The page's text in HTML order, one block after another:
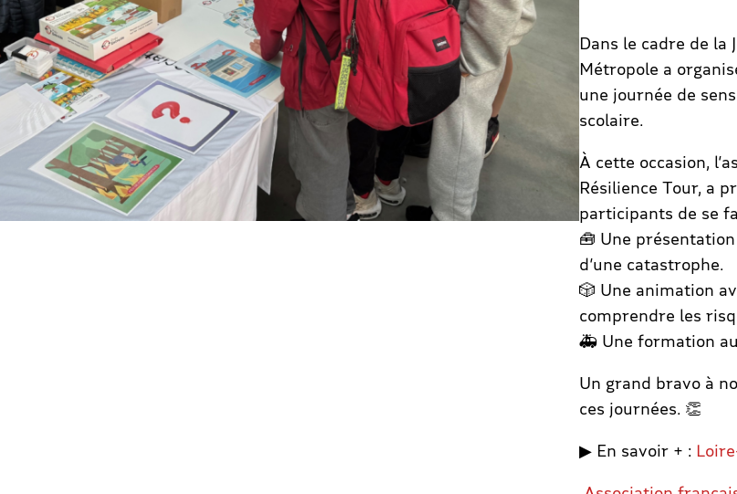
Dans le cadre de la
Métropole a
une journée de
scolaire.
À cette occasion,
Résilience Tour, a
participants de se
🧰 Une
d’une catastrophe.
🎲 Une animation
comprendre les
🚑 Une formation
Un grand bravo à
ces journées. 👏
▶ En savoir + :